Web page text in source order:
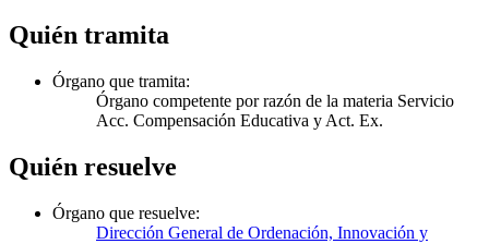
Quién tramita
Órgano que tramita:
Órgano competente por razón de la materia Servicio
Acc. Compensación Educativa y Act. Ex.
Quién resuelve
Órgano que resuelve:
Dirección General de Ordenación, Innovación y